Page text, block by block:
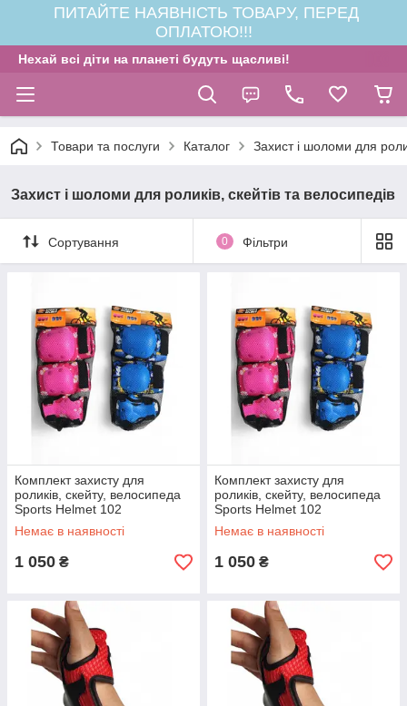
ПИТАЙТЕ НАЯВНІСТЬ ТОВАРУ, ПЕРЕД
ОПЛАТОЮ!!!
Нехай всі діти на планеті будуть щасливі!
Товари та послуги Каталог Захист і шоломи для
Захист і шоломи для роликів, скейтів та велосипедів
Сортування 0 Фільтри
Комплект захисту для
роликів, скейту, велосипеда
Sports Helmet 102
Немає в наявності
1 050 ₴
Комплект захисту для
роликів, скейту, велосипеда
Sports Helmet 102
Немає в наявності
1 050 ₴